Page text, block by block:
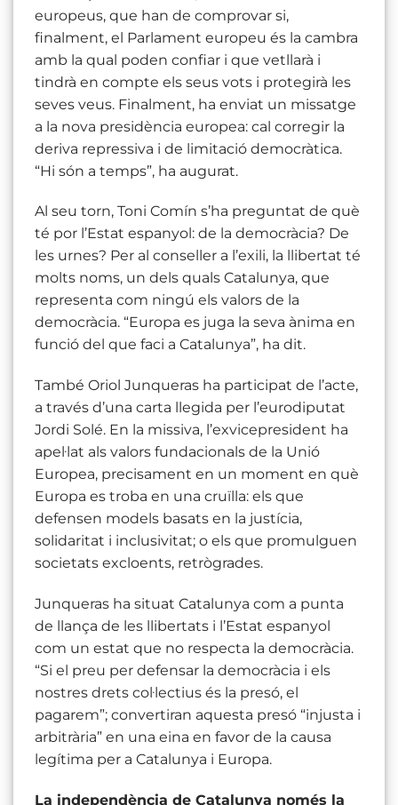
europeus, que han de comprovar si,
finalment, el Parlament europeu és la cambra
amb la qual poden confiar i que vetllarà i
tindrà en compte els seus vots i protegirà les
seves veus. Finalment, ha enviat un missatge
a la nova presidència europea: cal corregir la
deriva repressiva i de limitació democràtica.
“Hi són a temps”, ha augurat.
Al seu torn, Toni Comín s’ha preguntat de què
té por l’Estat espanyol: de la democràcia? De
les urnes? Per al conseller a l’exili, la llibertat té
molts noms, un dels quals Catalunya, que
representa com ningú els valors de la
democràcia. “Europa es juga la seva ànima en
funció del que faci a Catalunya”, ha dit.
També Oriol Junqueras ha participat de l’acte,
a través d’una carta llegida per l’eurodiputat
Jordi Solé. En la missiva, l’exvicepresident ha
apel·lat als valors fundacionals de la Unió
Europea, precisament en un moment en què
Europa es troba en una cruïlla: els que
defensen models basats en la justícia,
solidaritat i inclusivitat; o els que promulguen
societats excloents, retrògrades.
Junqueras ha situat Catalunya com a punta
de llança de les llibertats i l’Estat espanyol
com un estat que no respecta la democràcia.
“Si el preu per defensar la democràcia i els
nostres drets col·lectius és la presó, el
pagarem”; convertiran aquesta presó “injusta i
arbitrària” en una eina en favor de la causa
legítima per a Catalunya i Europa.
La independència de Catalunya només la